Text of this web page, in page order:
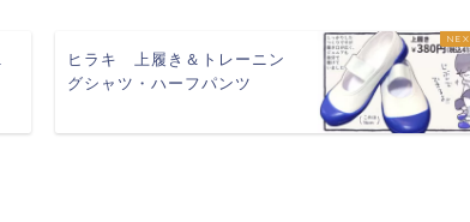
ヒラキ 上履き＆トレーニン
グシャツ・ハーフパンツ